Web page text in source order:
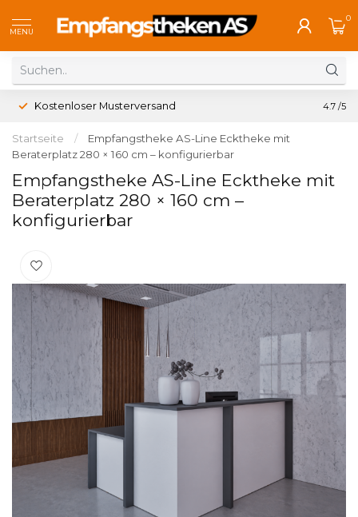
MENU
0
Kostenloser Musterversand 4.7 /5
Startseite /
Empfangstheke AS-Line Ecktheke mit
Beraterplatz 280 × 160 cm – konfigurierbar
Empfangstheke AS-Line Ecktheke mit
Beraterplatz 280 × 160 cm –
konfigurierbar